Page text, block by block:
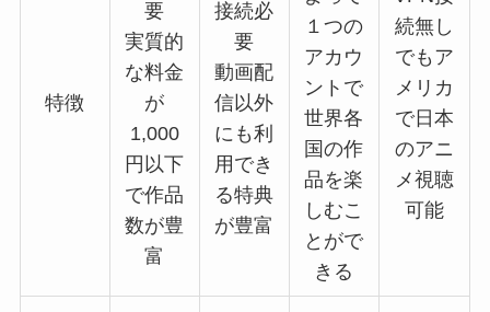
特徴
要
実質的
な料金
が
1,000
円以下
で作品
数が豊
富
接続必
要
動画配
信以外
にも利
用でき
る特典
が豊富
１つの
アカウ
ントで
世界各
国の作
品を楽
しむこ
とがで
きる
続無し
でもア
メリカ
で日本
のアニ
メ視聴
可能